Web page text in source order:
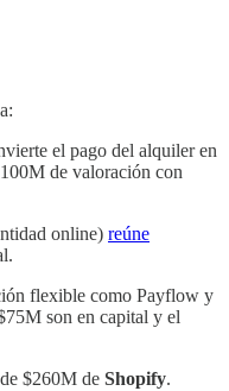
el pago del alquiler en
de valoración con
online) reúne
flexible como Payflow y
son en capital y el
$260M de Shopify.